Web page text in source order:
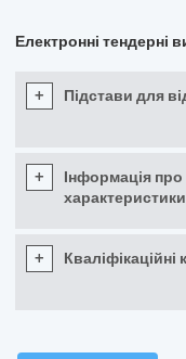
Електронні тендерні
+ Підстави для
+
Інформація про
+ Кваліфікаційні